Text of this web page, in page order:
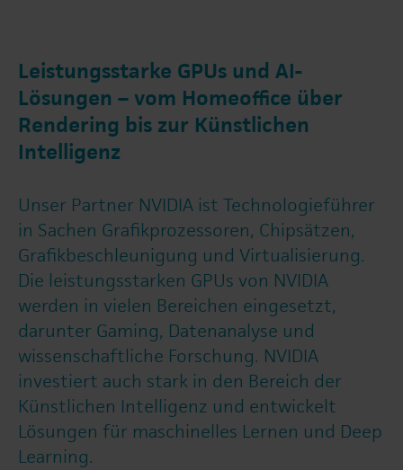
Leistungsstarke GPUs und AI-
Lösungen – vom Homeoffice über
Rendering bis zur Künstlichen
Intelligenz
Unser Partner NVIDIA ist Technologieführer
in Sachen Grafikprozessoren, Chipsätzen,
Grafikbeschleunigung und Virtualisierung.
Die leistungsstarken GPUs von NVIDIA
werden in vielen Bereichen eingesetzt,
darunter Gaming, Datenanalyse und
wissenschaftliche Forschung. NVIDIA
investiert auch stark in den Bereich der
Künstlichen Intelligenz und entwickelt
Lösungen für maschinelles Lernen und Deep
Learning.